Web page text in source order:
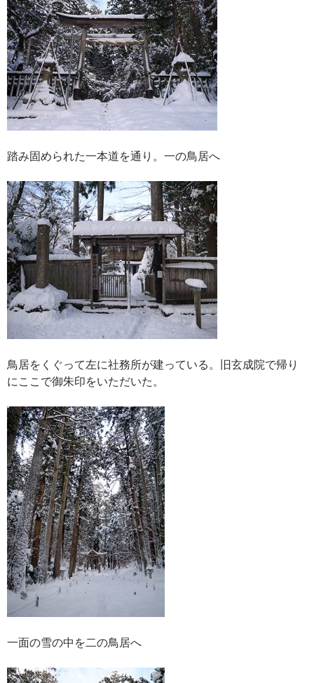
踏み固められた一本道を通り。一の鳥居へ
鳥居をくぐって左に社務所が建っている。旧玄成院で帰り
にここで御朱印をいただいた。
一面の雪の中を二の鳥居へ